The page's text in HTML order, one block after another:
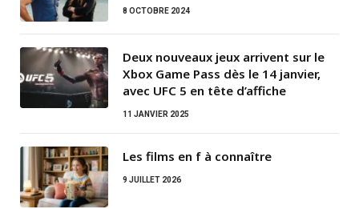
8 OCTOBRE 2024
Deux nouveaux jeux arrivent sur le
Xbox Game Pass dès le 14 janvier,
avec UFC 5 en tête d’affiche
11 JANVIER 2025
Les films en f à connaître
9 JUILLET 2026